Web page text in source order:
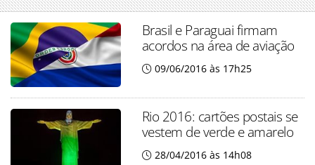
Brasil e Paraguai firmam
acordos na área de aviação
09/06/2016 às 17h25
Rio 2016: cartões postais se
vestem de verde e amarelo
28/04/2016 às 14h08